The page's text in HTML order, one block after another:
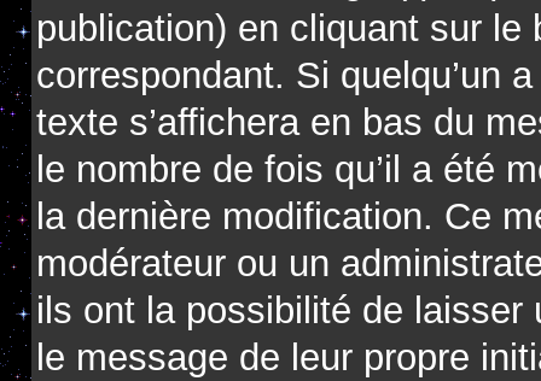
publication) en cliquant sur le
correspondant. Si quelqu’un
texte s’affichera en bas du
le nombre de fois qu’il a été
la dernière modification. Ce
modérateur ou un
ils ont la possibilité de laisser
le message de leur propre